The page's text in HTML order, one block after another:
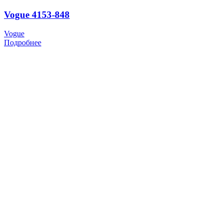
Vogue 4153-848
Vogue
Подробнее